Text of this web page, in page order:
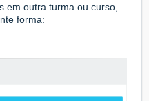
em outra turma ou curso,
forma: